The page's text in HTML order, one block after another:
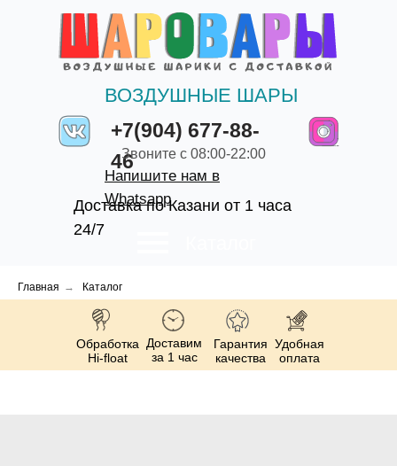
+7(904) 677-88-
46
ВОЗДУШНЫЕ ШАРЫ
Доставка по Казани от 1 часа
24/7
Звоните с 08:00-22:00
Напишите нам в
Whatsapp
Главная → Каталог
Обработка
Hi-float
Доставим
за 1 час
Гарантия
качества
Удобная
оплата